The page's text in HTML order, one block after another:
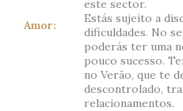
Amor:
este sector.
Estás sujeito a
dificuldades. No
poderás ter uma
pouco sucesso.
no Verão, que te
descontrolado,
relacionamentos.